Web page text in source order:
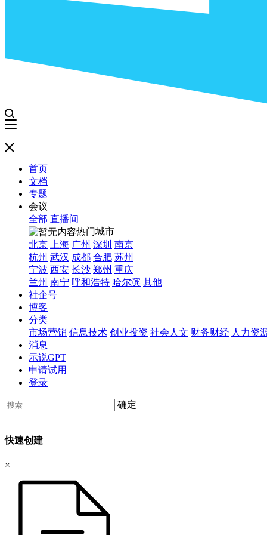
首页
文档
专题
会议
全部 直播间
热门城市
北京
上海 广州 深圳 南京
杭州 武汉 成都 合肥 苏州
宁波 西安 长沙 郑州 重庆
兰州 南宁 呼和浩特 哈尔滨 其他
社企号
博客
分类
市场营销 信息技术 创业投资 社会人文 财务财经 人力资
消息
示说GPT
申请试用
登录
确定
快速创建
×